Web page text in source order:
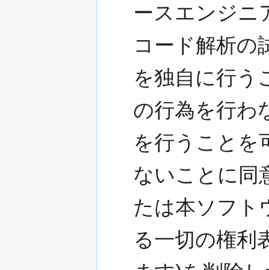
ースエンジニ
コード解析の
を独自に行う
の行為を行わ
を行うことを
ないことに同
たは本ソフト
る一切の権利